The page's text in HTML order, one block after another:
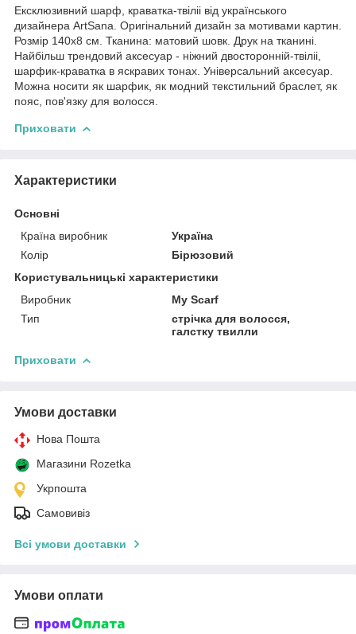
Ексклюзивний шарф, краватка-твіліі від українського
дизайнера ArtSana. Оригінальний дизайн за мотивами картин.
Розмір 140х8 см. Тканина: матовий шовк. Друк на тканині.
Найбільш трендовий аксесуар - ніжний двосторонній-твіліі,
шарфик-краватка в яскравих тонах. Універсальний аксесуар.
Можна носити як шарфик, як модний текстильний браслет, як
пояс, пов'язку для волосся.
Приховати
Характеристики
Основні
Країна виробник
Україна
Колір
Бірюзовий
Користувальницькі характеристики
Виробник
My Scarf
Тип
стрічка для волосся,
галстку твилли
Приховати
Умови доставки
Нова Пошта
Магазини Rozetka
Укрпошта
Самовивіз
Всі умови доставки
Умови оплати